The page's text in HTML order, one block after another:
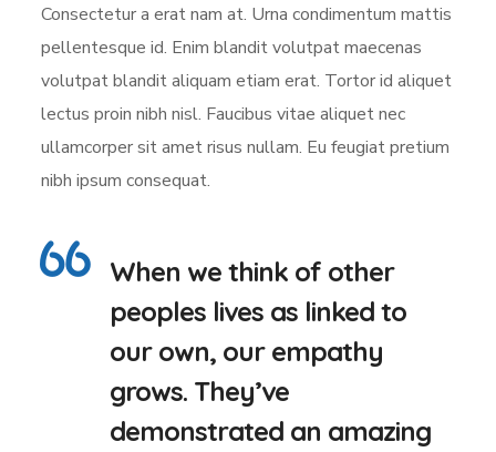
Consectetur a erat nam at. Urna condimentum mattis
pellentesque id. Enim blandit volutpat maecenas
volutpat blandit aliquam etiam erat. Tortor id aliquet
lectus proin nibh nisl. Faucibus vitae aliquet nec
ullamcorper sit amet risus nullam. Eu feugiat pretium
nibh ipsum consequat.
When we think of other
peoples lives as linked to
our own, our empathy
grows. They’ve
demonstrated an amazing